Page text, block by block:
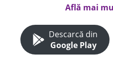
Află mai
Descarcă din
Google Play